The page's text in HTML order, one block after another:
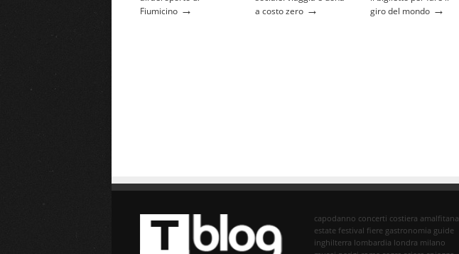
Fiumicino →
a costo zero →
giro del mondo →
capodanno concerti costiera amalfitana
estate festival fiere gastronomia guide
inghilterra lombardia londra milano